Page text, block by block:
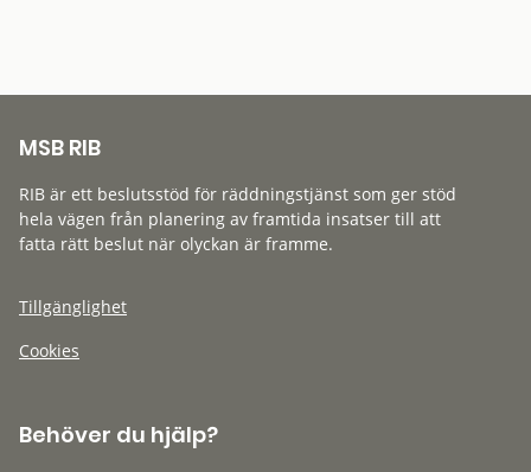
MSB RIB
RIB är ett beslutsstöd för räddningstjänst som ger stöd
hela vägen från planering av framtida insatser till att
fatta rätt beslut när olyckan är framme.
Tillgänglighet
Cookies
Behöver du hjälp?